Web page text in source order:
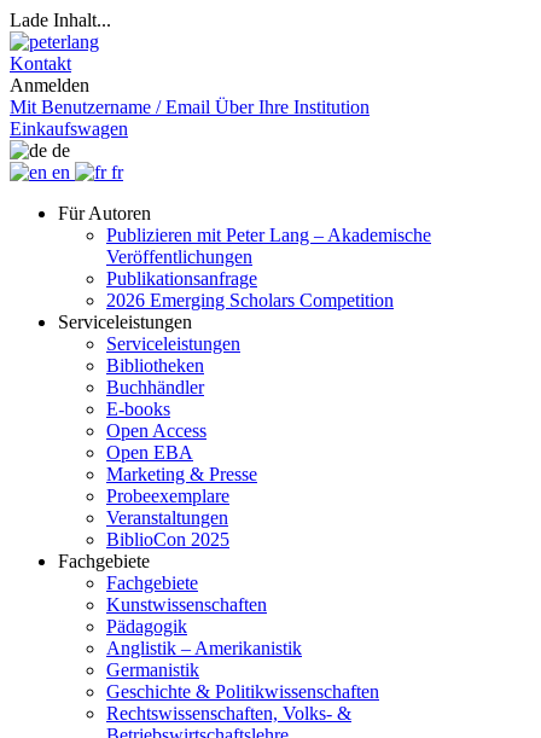
Lade Inhalt...
Kontakt
Anmelden
Mit Benutzername / Email Über Ihre Institution
Einkaufswagen
de
en
fr
Für Autoren
Publizieren mit Peter Lang – Akademische
Veröffentlichungen
Publikationsanfrage
2026 Emerging Scholars Competition
Serviceleistungen
Serviceleistungen
Bibliotheken
Buchhändler
E-books
Open Access
Open EBA
Marketing & Presse
Probeexemplare
Veranstaltungen
BiblioCon 2025
Fachgebiete
Fachgebiete
Kunstwissenschaften
Pädagogik
Anglistik – Amerikanistik
Germanistik
Geschichte & Politikwissenschaften
Rechtswissenschaften, Volks- &